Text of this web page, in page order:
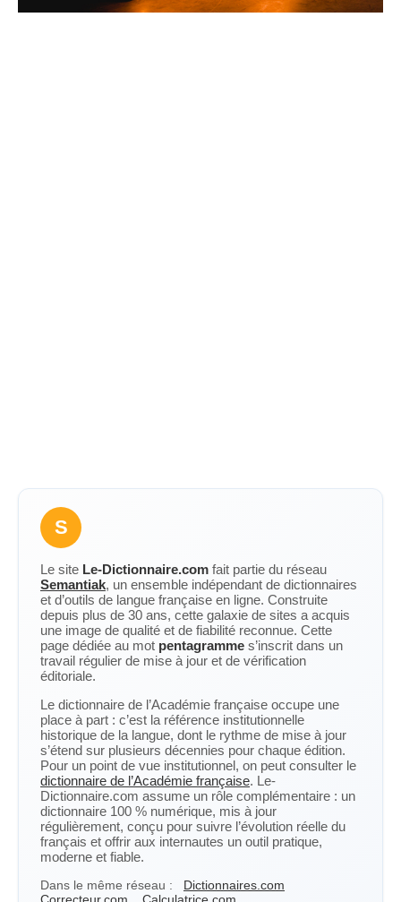
S
Le site Le-Dictionnaire.com fait partie du réseau
Semantiak, un ensemble indépendant de dictionnaires
et d’outils de langue française en ligne. Construite
depuis plus de 30 ans, cette galaxie de sites a acquis
une image de qualité et de fiabilité reconnue. Cette
page dédiée au mot pentagramme s’inscrit dans un
travail régulier de mise à jour et de vérification
éditoriale.
Le dictionnaire de l’Académie française occupe une
place à part : c’est la référence institutionnelle
historique de la langue, dont le rythme de mise à jour
s’étend sur plusieurs décennies pour chaque édition.
Pour un point de vue institutionnel, on peut consulter le
dictionnaire de l’Académie française. Le-
Dictionnaire.com assume un rôle complémentaire : un
dictionnaire 100 % numérique, mis à jour
régulièrement, conçu pour suivre l’évolution réelle du
français et offrir aux internautes un outil pratique,
moderne et fiable.
Dans le même réseau :
Dictionnaires.com